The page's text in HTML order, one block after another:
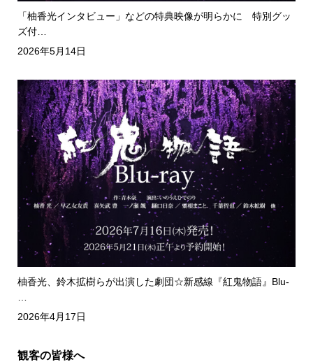
「柚香光インタビュー」などの特典映像が明らかに 特別グッ
ズ付…
2026年5月14日
柚香光、鈴木拡樹らが出演した劇団☆新感線『紅鬼物語』Blu-
…
2026年4月17日
観客の皆様へ